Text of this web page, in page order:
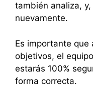
también analiza,
nuevamente.
Es importante
objetivos, el
estarás 100%
forma correcta.